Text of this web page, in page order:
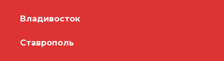
Владивосток
Ставрополь